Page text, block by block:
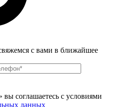
с вами в ближайшее
соглашаетесь с условиями
данных